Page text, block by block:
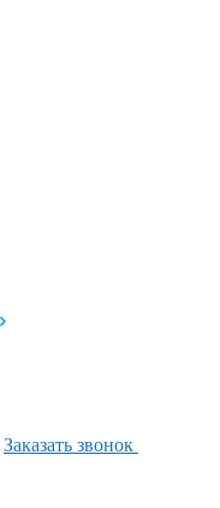
Заказать звонок